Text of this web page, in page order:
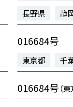
長野県
静
016684号
東京都 千
016684号 （